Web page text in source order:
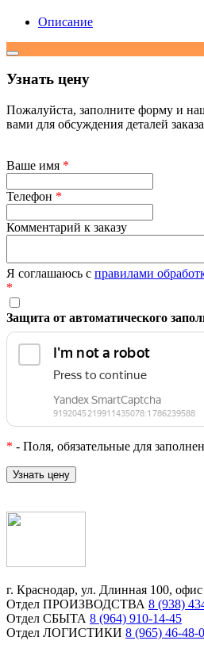
Описание
Узнать цену
Пожалуйста, заполните форму и
вами для обсуждения деталей
Ваше имя *
Телефон *
Комментарий к заказу
Я соглашаюсь с правилами
*
Защита от автоматического
* - Поля, обязательные для
г. Краснодар, ул. Длинная 100,
Отдел ПРОИЗВОДСТВА 8 (938)
Отдел СБЫТА 8 (964) 910-14-45
Отдел ЛОГИСТИКИ 8 (965) 46-48-